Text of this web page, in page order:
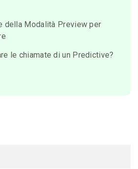
della Modalità Preview per
le chiamate di un Predictive?